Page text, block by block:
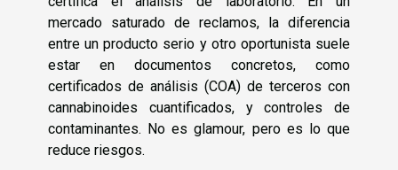
mercado saturado de reclamos, la diferencia
entre un producto serio y otro oportunista suele
estar en documentos concretos, como
certificados de análisis (COA) de terceros con
cannabinoides cuantificados, y controles de
contaminantes. No es glamour, pero es lo que
reduce riesgos.